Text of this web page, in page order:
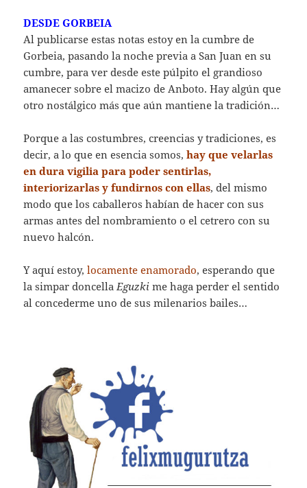
DESDE GORBEIA
Al publicarse estas notas estoy en la cumbre de
Gorbeia, pasando la noche previa a San Juan en su
cumbre, para ver desde este púlpito el grandioso
amanecer sobre el macizo de Anboto. Hay algún que
otro nostálgico más que aún mantiene la tradición…
Porque a las costumbres, creencias y tradiciones, es
decir, a lo que en esencia somos,hay que velarlas
en dura vigilia para podersentirlas,
interiorizarlas y fundirnos con ellas, del mismo
modo que los caballeros habían de hacer con sus
armas antes del nombramiento o el cetrero con su
nuevo halcón.
Y aquí estoy,locamente enamorado, esperando que
la simpar doncellaEguzki me haga perder el sentido
al concederme uno de sus milenarios bailes…